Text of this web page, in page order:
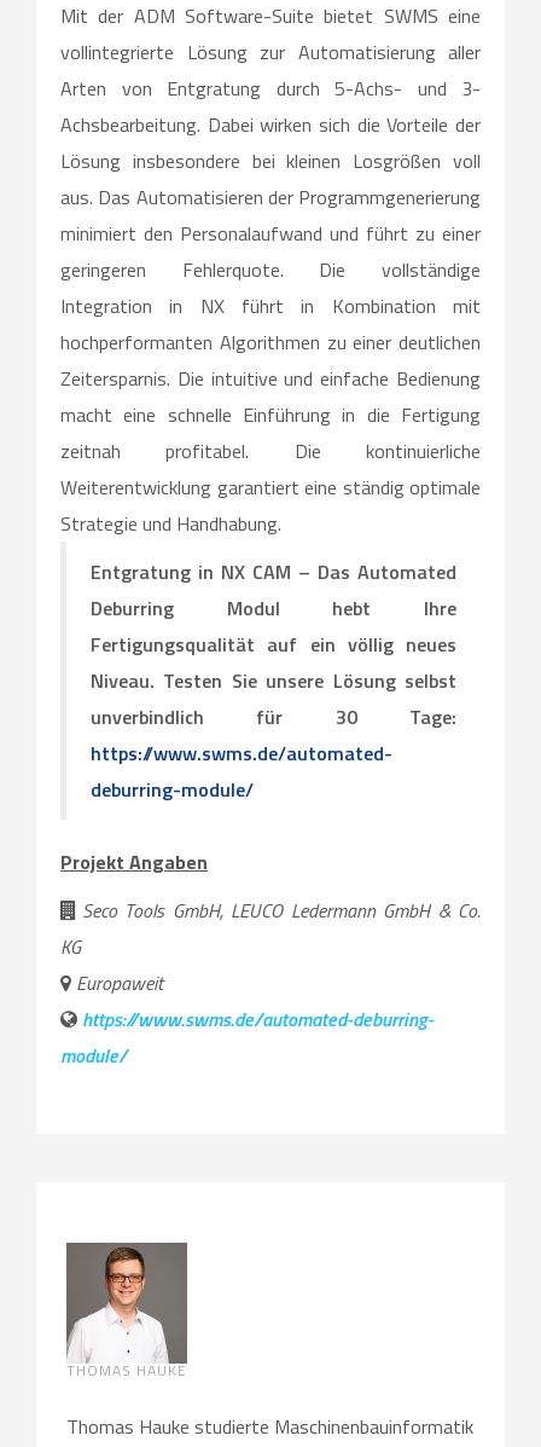
Mit der ADM Software-Suite bietet SWMS eine
vollintegrierte Lösung zur Automatisierung aller
Arten von Entgratung durch 5-Achs- und 3-
Achsbearbeitung. Dabei wirken sich die Vorteile der
Lösung insbesondere bei kleinen Losgrößen voll
aus. Das Automatisieren der Programmgenerierung
minimiert den Personalaufwand und führt zu einer
geringeren Fehlerquote. Die vollständige
Integration in NX führt in Kombination mit
hochperformanten Algorithmen zu einer deutlichen
Zeitersparnis. Die intuitive und einfache Bedienung
macht eine schnelle Einführung in die Fertigung
zeitnah profitabel. Die kontinuierliche
Weiterentwicklung garantiert eine ständig optimale
Strategie und Handhabung.
Entgratung in NX CAM – Das Automated
Deburring Modul hebt Ihre
Fertigungsqualität auf ein völlig neues
Niveau. Testen Sie unsere Lösung selbst
unverbindlich für 30 Tage:
https://www.swms.de/automated-
deburring-module/
Projekt Angaben
Seco Tools GmbH, LEUCO Ledermann GmbH & Co.
KG
Europaweit
https://www.swms.de/automated-deburring-
module/
THOMAS HAUKE
Thomas Hauke studierte Maschinenbauinformatik